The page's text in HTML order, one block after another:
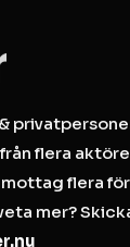
flera
flera
mer?